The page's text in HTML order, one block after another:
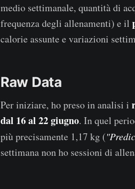
medio settimanale, quantità di
frequenza degli allenamenti) e il
calorie assunte e variazioni
Raw Data
Per iniziare, ho preso in analisi i
dal 16 al 22 giugno. In quel
più precisamente 1,17 kg (
settimana non ho sessioni di